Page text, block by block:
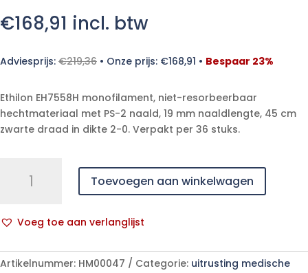
€168,91 incl. btw
Adviesprijs: €219,36 • Onze prijs: €168,91 • Bespaar 23%
Ethilon EH7558H monofilament, niet-resorbeerbaar
hechtmateriaal met PS-2 naald, 19 mm naaldlengte, 45 cm
zwarte draad in dikte 2-0. Verpakt per 36 stuks.
2
36
Toevoegen aan winkelwagen
Voeg toe aan verlanglijst
l
t
Artikelnummer: HM00047 Categorie: uitrusting medische